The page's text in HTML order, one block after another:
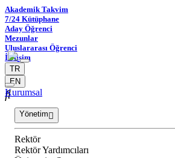
Akademik Takvim
7/24 Kütüphane
Aday Öğrenci
Mezunlar
Uluslararası Öğrenci
İletişim
TR
EN
Kurumsal
Yönetim
Rektör
Rektör Yardımcıları